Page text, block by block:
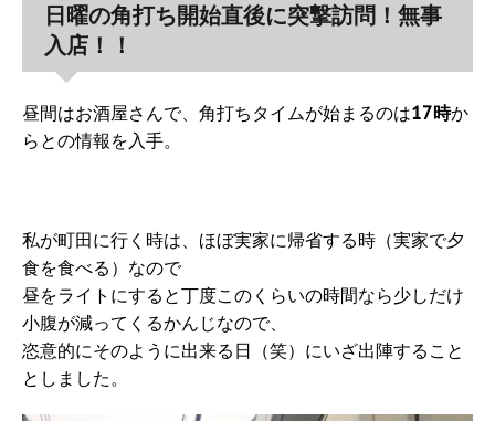
日曜の角打ち開始直後に突撃訪問！無事
入店！！
昼間はお酒屋さんで、角打ちタイムが始まるのは17時か
らとの情報を入手。
私が町田に行く時は、ほぼ実家に帰省する時（実家で夕
食を食べる）なので
昼をライトにすると丁度このくらいの時間なら少しだけ
小腹が減ってくるかんじなので、
恣意的にそのように出来る日（笑）にいざ出陣すること
としました。